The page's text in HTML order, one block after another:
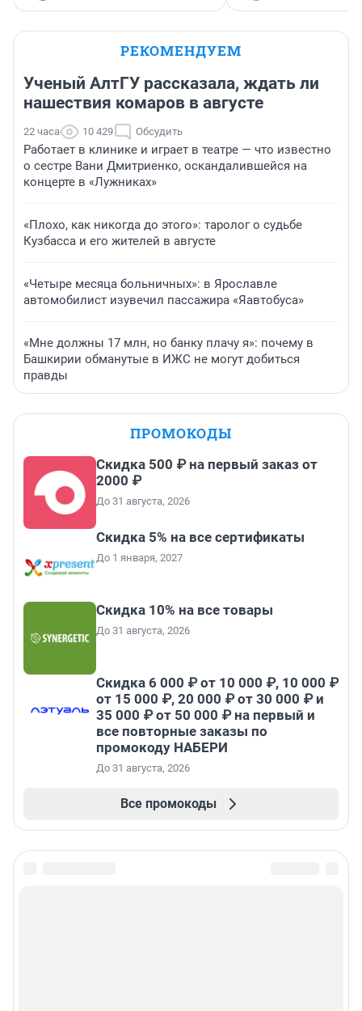
РЕКОМЕНДУЕМ
Ученый АлтГУ рассказала, ждать ли
нашествия комаров в августе
22 часа 10 429 Обсудить
Работает в клинике и играет в театре — что известно
о сестре Вани Дмитриенко, оскандалившейся на
концерте в «Лужниках»
«Плохо, как никогда до этого»: таролог о судьбе
Кузбасса и его жителей в августе
«Четыре месяца больничных»: в Ярославле
автомобилист изувечил пассажира «Яавтобуса»
«Мне должны 17 млн, но банку плачу я»: почему в
Башкирии обманутые в ИЖС не могут добиться
правды
ПРОМОКОДЫ
Скидка 500 ₽ на первый заказ от
2000 ₽
До 31 августа, 2026
Скидка 5% на все сертификаты
До 1 января, 2027
Скидка 10% на все товары
До 31 августа, 2026
Скидка 6 000 ₽ от 10 000 ₽, 10 000 ₽
от 15 000 ₽, 20 000 ₽ от 30 000 ₽ и
35 000 ₽ от 50 000 ₽ на первый и
все повторные заказы по
промокоду НАБЕРИ
До 31 августа, 2026
Все промокоды